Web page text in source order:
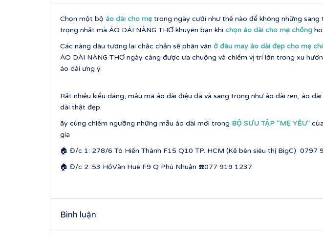
Chọn một bộ áo dài cho mẹ trong ngày cưới như thế nào để không những
trọng nhất mà ÁO DÀI NÀNG THƠ khuyên bạn khi chọn áo dài cho mẹ chồng
Các nàng dâu tương lai chắc chắn sẽ phân vân ở đâu may áo dài đẹp cho mẹ
ÁO DÀI NÀNG THƠ ngày càng được ưa chuộng và chiếm vị trí lớn trong xu
áo dài ưng ý.
Rất nhiều kiểu dáng, mẫu mã áo dài điệu đà và sang trọng như áo dài ren, áo
dài thật đẹp.
ãy cùng chiêm ngưỡng những mẫu áo dài mới trong BỘ SƯU TẬP ''MẸ YÊU''
gia
🏠 Đ/c 1: 278/6 Tô Hiến Thành F15 Q10 TP. HCM (Kế bên siêu thị BigC) 0797
🏠 Đ/c 2: 53 HồVăn Huê F9 Q Phú Nhuận ☎️077 919 1237
Bình luận